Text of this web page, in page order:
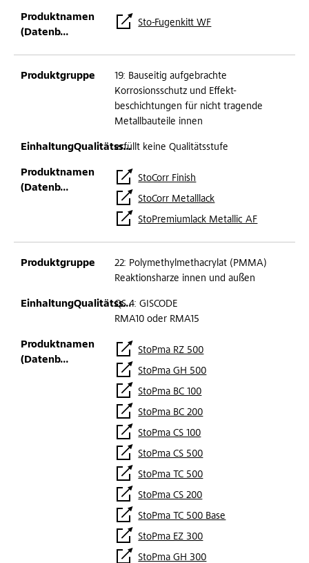
Sto-Fugenkitt WF
19: Bauseitig aufgebrachte
Korrosionsschutz und Effekt-
beschichtungen für nicht tragende
Metallbauteile innen
erfüllt keine Qualitätsstufe
StoCorr Finish
StoCorr Metalllack
StoPremiumlack Metallic AF
22: Polymethylmethacrylat (PMMA)
Reaktionsharze innen und außen
QS 4: GISCODE
RMA10 oder RMA15
StoPma RZ 500
StoPma GH 500
StoPma BC 100
StoPma BC 200
StoPma CS 100
StoPma CS 500
StoPma TC 500
StoPma CS 200
StoPma TC 500 Base
StoPma EZ 300
StoPma GH 300